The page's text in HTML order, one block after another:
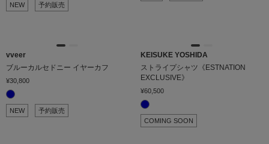
NEW 予約販売
vveer
ブルーカルセドニー イヤーカフ
¥30,800
NEW 予約販売
KEISUKE YOSHIDA
ストライプシャツ《ESTNATION
EXCLUSIVE》
¥60,500
COMING SOON